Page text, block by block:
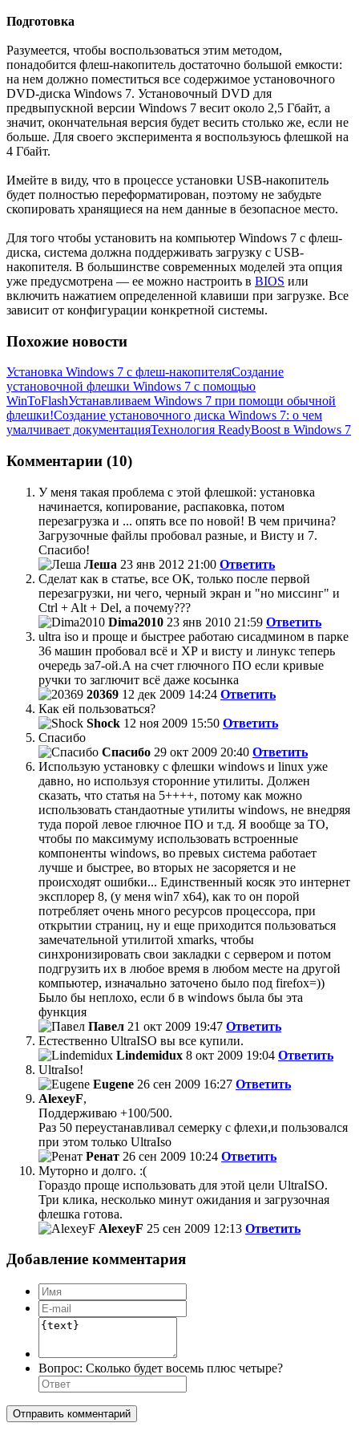
Подготовка
Разумеется, чтобы воспользоваться этим методом,
понадобится флеш-накопитель достаточно большой емкости:
на нем должно поместиться все содержимое установочного
DVD-диска Windows 7. Установочный DVD для
предвыпускной версии Windows 7 весит около 2,5 Гбайт, а
значит, окончательная версия будет весить столько же, если не
больше. Для своего эксперимента я воспользуюсь флешкой на
4 Гбайт.
Имейте в виду, что в процессе установки USB-накопитель
будет полностью переформатирован, поэтому не забудьте
скопировать хранящиеся на нем данные в безопасное место.
Для того чтобы установить на компьютер Windows 7 с флеш-
диска, система должна поддерживать загрузку с USB-
накопителя. В большинстве современных моделей эта опция
уже предусмотрена — ее можно настроить в BIOS или
включить нажатием определенной клавиши при загрузке. Все
зависит от конфигурации конкретной системы.
Похожие новости
Установка Windows 7 с флеш-накопителяСоздание
установочной флешки Windows 7 с помощью
WinToFlashУстанавливаем Windows 7 при помощи обычной
флешки!Создание установочного диска Windows 7: о чем
умалчивает документацияТехнология ReadyBoost в Windows 7
Комментарии (10)
У меня такая проблема с этой флешкой: установка
начинается, копирование, распаковка, потом
перезагрузка и ... опять все по новой! В чем причина?
Загрузочные файлы пробовал разные, и Висту и 7.
Спасибо!
Леша 23 янв 2012 21:00 Ответить
Сделат как в статье, все ОК, только после первой
перезагрузки, ни чего, черный экран и "но миссинг" и
Ctrl + Alt + Del, а почему???
Dima2010 23 янв 2010 21:59 Ответить
ultra iso и проще и быстрее работаю сисадмином в парке
36 машин пробовал всё и ХР и висту и линукс теперь
очередь за7-ой.А на счет глючного ПО если кривые
ручки то заглючит всё даже косынка
20369 12 дек 2009 14:24 Ответить
Как ей пользоваться?
Shock 12 ноя 2009 15:50 Ответить
Спасибо
Спасибо 29 окт 2009 20:40 Ответить
Использую установку с флешки windows и linux уже
давно, но используя сторонние утилиты. Должен
сказать, что статья на 5++++, потому как можно
использовать стандаотные утилиты windows, не внедряя
туда порой левое глючное ПО и т.д. Я вообще за ТО,
чтобы по максимуму использовать встроенные
компоненты windows, во превых система работает
лучше и быстрее, во вторых не засоряется и не
происходят ошибки... Единственный косяк это интернет
эксплорер 8, (у меня win7 x64), как то он порой
потребляет очень много ресурсов процессора, при
открытии страниц, ну и еще приходится пользоваться
замечательной утилитой xmarks, чтобы
синхронизировать свои закладки с сервером и потом
подгрузить их в любое время в любом месте на другой
компьютер, изначально заточено было под firefox=))
Было бы неплохо, если б в windows была бы эта
функция
Павел 21 окт 2009 19:47 Ответить
Естественно UltraISO вы все купили.
Lindemidux 8 окт 2009 19:04 Ответить
UltraIso!
Eugene 26 сен 2009 16:27 Ответить
AlexeyF,
Поддерживаю +100/500.
Раз 50 переустанавливал семерку с флехи,и пользовался
при этом только UltraIso
Ренат 26 сен 2009 10:24 Ответить
Муторно и долго. :(
Гораздо проще использовать для этой цели UltraISO.
Три клика, несколько минут ожидания и загрузочная
флешка готова.
AlexeyF 25 сен 2009 12:13 Ответить
Добавление комментария
Вопрос: Сколько будет восемь плюс четыре?
Отправить комментарий